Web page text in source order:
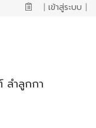
| เข้าสู่ระบบ |
ลำลูกกา